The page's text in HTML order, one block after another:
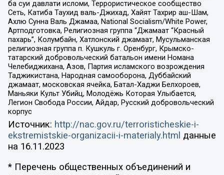
ба суи давлати исломи, Террористическое сообщество
Сеть, Катиба Таухид валь-Джихад, Хайят Тахрир аш-Шам,
Ахлю Сунна Валь Джамаа, National Socialism/White Power,
Артподготовка, Религиозная группа “Джамаат “Красный
пахарь”, Колумбайн, Хатлонский джамаат, Мусульманская
религиозная группа п. Кушкуль г. Оренбург, Крымско-
татарский добровольческий батальон имени Номана
Челебиджихана, Азов, Партия исламского возрождения
Таджикистана, Народная самооборона, Дуббайский
джамаат, московская ячейка, Батал-Хаджи Белхороев,
Маньяки Культ Убийц, Молодёжь Которая Улыбается,
Легион Свобода России, Айдар, Русский добровольческий
корпус
Источник: http://nac.gov.ru/terroristicheskie-i-
ekstremistskie-organizacii-i-materialy.html данные
на 16.11.2023
* Перечень общественных объединений и